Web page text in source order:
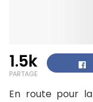
1.5k
PARTAGE
En route pour